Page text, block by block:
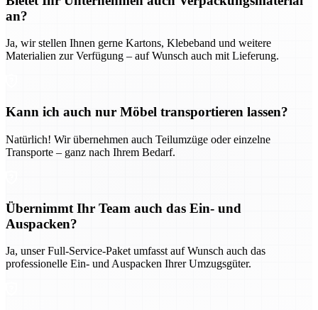
an?
Ja, wir stellen Ihnen gerne Kartons, Klebeband und weitere
Materialien zur Verfügung – auf Wunsch auch mit Lieferung.
Kann ich auch nur Möbel transportieren lassen?
Natürlich! Wir übernehmen auch Teilumzüge oder einzelne
Transporte – ganz nach Ihrem Bedarf.
Übernimmt Ihr Team auch das Ein- und
Auspacken?
Ja, unser Full-Service-Paket umfasst auf Wunsch auch das
professionelle Ein- und Auspacken Ihrer Umzugsgüter.